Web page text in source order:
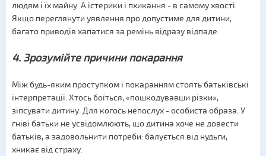
людям і їх майну. А істерики і пхикання - в самому хвості.
Якщо переглянути уявлення про допустиме для дитини,
багато приводів хапатися за ремінь відразу відпаде.
4. Зрозумійте причини покарання
Між будь-яким проступком і покаранням стоять батьківські
інтерпретації. Хтось боїться, «пошкодувавши різки»,
зіпсувати дитину. Для когось непослух - особиста образа. У
гніві батьки не усвідомлюють, що дитина хоче не довести
батьків, а задовольнити потреби: балується від нудьги,
хникає від страху.